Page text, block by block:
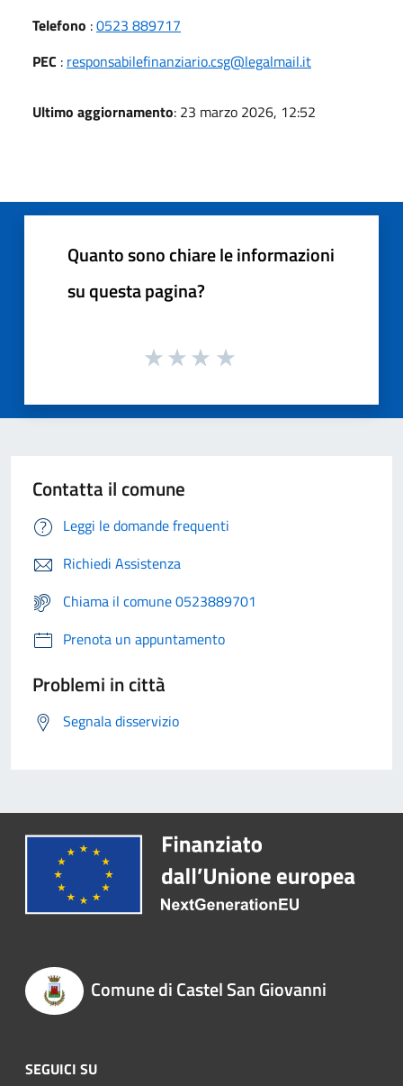
Telefono :0523 889717
PEC : responsabilefinanziario.csg@legalmail.it
Ultimo aggiornamento: 23 marzo 2026, 12:52
Quanto sono chiare le informazioni
su questa pagina?
Contatta il comune
Leggi le domande frequenti
Richiedi Assistenza
Chiama il comune 0523889701
Prenota un appuntamento
Problemi in città
Segnala disservizio
Comune di Castel San Giovanni
SEGUICI SU